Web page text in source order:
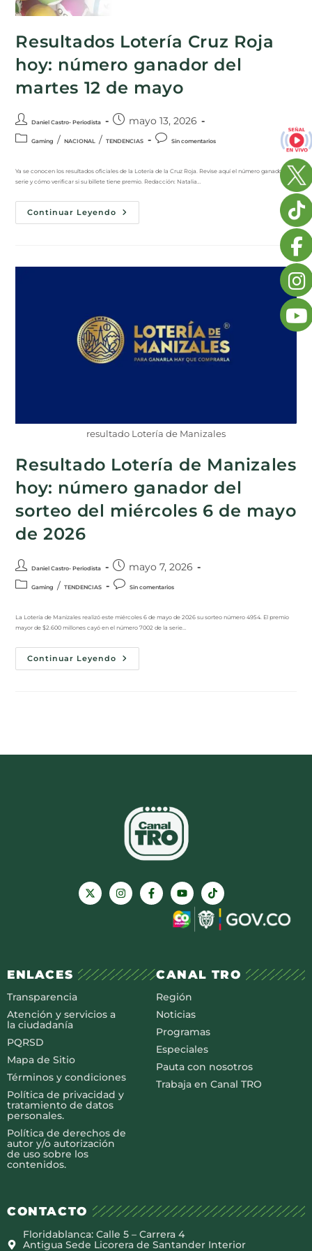
Resultados Lotería Cruz Roja
hoy: número ganador del
martes 12 de mayo
Daniel Castro- Periodista mayo 13, 2026
Gaming / NACIONAL / TENDENCIAS Sin comentarios
Ya se conocen los resultados oficiales de la Lotería de la Cruz Roja. Revise aquí el número ganador, la
serie y cómo verificar si su billete tiene premio. Redacción: Natalia…
Continuar Leyendo
resultado Lotería de Manizales
Resultado Lotería de Manizales
hoy: número ganador del
sorteo del miércoles 6 de mayo
de 2026
Daniel Castro- Periodista mayo 7, 2026
Gaming / TENDENCIAS Sin comentarios
La Lotería de Manizales realizó este miércoles 6 de mayo de 2026 su sorteo número 4954. El premio
mayor de $2.600 millones cayó en el número 7002 de la serie…
Continuar Leyendo
ENLACES
Transparencia
Atención y servicios a
la ciudadanía
PQRSD
Mapa de Sitio
Términos y condiciones
Política de privacidad y
tratamiento de datos
personales.
Política de derechos de
autor y/o autorización
de uso sobre los
contenidos.
CANAL TRO
Región
Noticias
Programas
Especiales
Pauta con nosotros
Trabaja en Canal TRO
CONTACTO
Floridablanca: Calle 5 – Carrera 4
Antigua Sede Licorera de Santander Interior